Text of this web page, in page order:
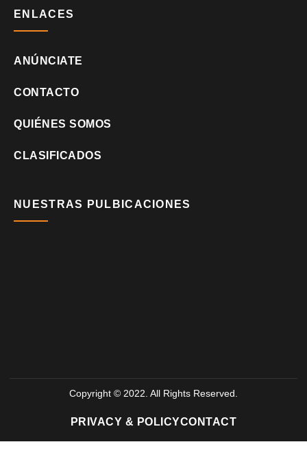
ENLACES
ANÚNCIATE
CONTACTO
QUIÉNES SOMOS
CLASIFICADOS
NUESTRAS PULBICACIONES
Copyright © 2022. All Rights Reserved.
PRIVACY & POLICYCONTACT